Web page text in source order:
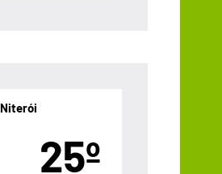
Niterói
25º